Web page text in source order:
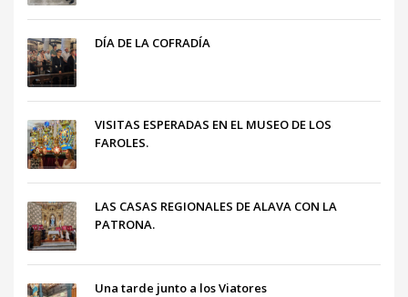
DÍA DE LA COFRADÍA
VISITAS ESPERADAS EN EL MUSEO DE LOS
FAROLES.
LAS CASAS REGIONALES DE ALAVA CON LA
PATRONA.
Una tarde junto a los Viatores